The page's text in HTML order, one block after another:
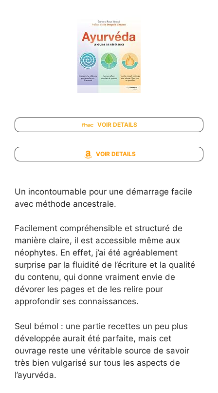
VOIR DETAILS
VOIR DETAILS
Un incontournable pour une démarrage facile
avec méthode ancestrale.
Facilement compréhensible et structuré de
manière claire, il est accessible même aux
néophytes. En effet, j’ai été agréablement
surprise par la fluidité de l’écriture et la qualité
du contenu, qui donne vraiment envie de
dévorer les pages et de les relire pour
approfondir ses connaissances.
Seul bémol : une partie recettes un peu plus
développée aurait été parfaite, mais cet
ouvrage reste une véritable source de savoir
très bien vulgarisé sur tous les aspects de
l’ayurvéda.